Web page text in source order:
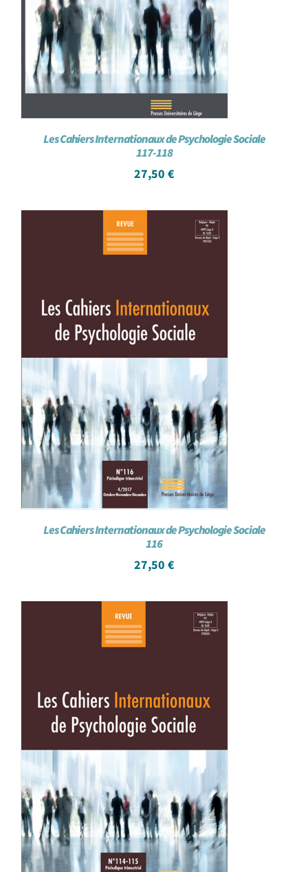
Les Cahiers Internationaux de Psychologie Sociale
117-118
27,50 €
Les Cahiers Internationaux de Psychologie Sociale
116
27,50 €